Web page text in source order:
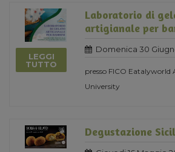
LEGGI
TUTTO
Laboratorio di
artigianale per
Domenica 30
presso FICO Eatalyworld
University
Degustazione